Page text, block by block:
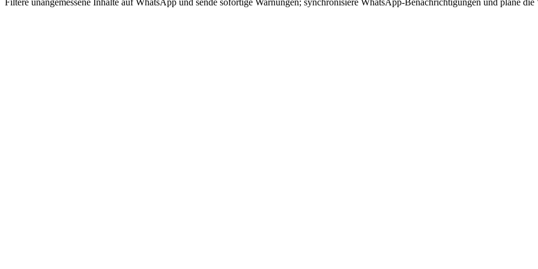
Filtere unangemessene Inhalte auf WhatsApp und sende sofortige Warnungen; synchronisiere WhatsApp-Benachrichtigungen und plane